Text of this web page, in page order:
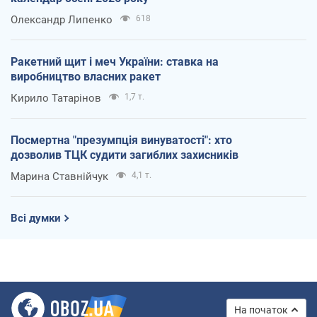
Олександр Липенко 618
Ракетний щит і меч України: ставка на
виробництво власних ракет
Кирило Татарінов 1,7 т.
Посмертна "презумпція винуватості": хто
дозволив ТЦК судити загиблих захисників
Марина Ставнійчук 4,1 т.
Всі думки
На початок